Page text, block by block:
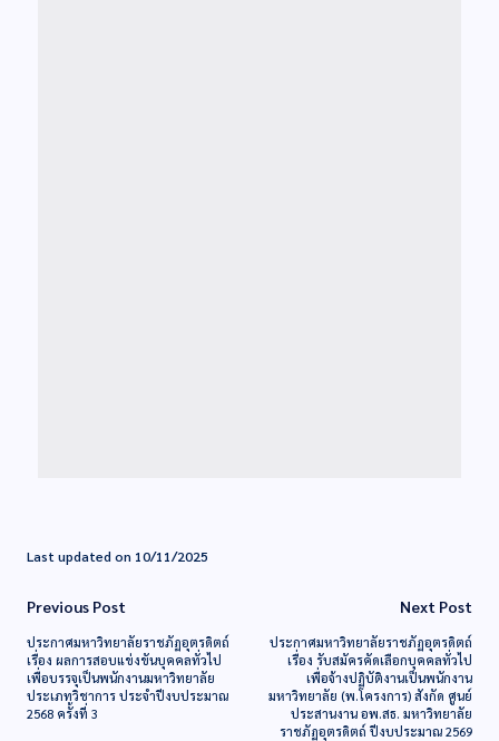
Last updated on 10/11/2025
Previous Post
ประกาศมหาวิทยาลัยราชภัฏอุตรดิตถ์
เรื่อง ผลการสอบแข่งขันบุคคลทั่วไป
เพื่อบรรจุเป็นพนักงานมหาวิทยาลัย
ประเภทวิชาการ ประจำปีงบประมาณ
2568 ครั้งที่ 3
Next Post
ประกาศมหาวิทยาลัยราชภัฏอุตรดิตถ์
เรื่อง รับสมัครคัดเลือกบุคคลทั่วไป
เพื่อจ้างปฏิบัติงานเป็นพนักงาน
มหาวิทยาลัย (พ.โครงการ) สังกัด ศูนย์
ประสานงาน อพ.สธ. มหาวิทยาลัย
ราชภัฏอุตรดิตถ์ ปีงบประมาณ 2569